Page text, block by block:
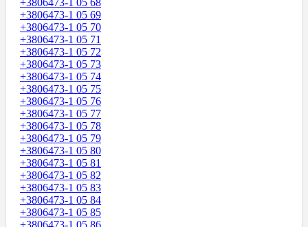
+3806473-1 05 68
+3806473-1 05 69
+3806473-1 05 70
+3806473-1 05 71
+3806473-1 05 72
+3806473-1 05 73
+3806473-1 05 74
+3806473-1 05 75
+3806473-1 05 76
+3806473-1 05 77
+3806473-1 05 78
+3806473-1 05 79
+3806473-1 05 80
+3806473-1 05 81
+3806473-1 05 82
+3806473-1 05 83
+3806473-1 05 84
+3806473-1 05 85
+3806473-1 05 86